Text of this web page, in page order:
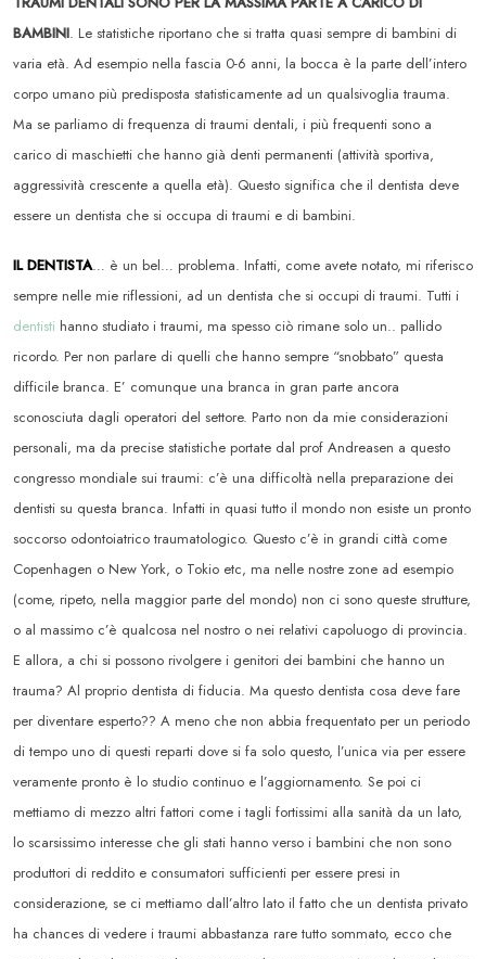
BAMBINI. Le statistiche riportano che si tratta quasi sempre di bambini di
varia età. Ad esempio nella fascia 0-6 anni, la bocca è la parte dell’intero
corpo umano più predisposta statisticamente ad un qualsivoglia trauma.
Ma se parliamo di frequenza di traumi dentali, i più frequenti sono a
carico di maschietti che hanno già denti permanenti (attività sportiva,
aggressività crescente a quella età). Questo significa che il dentista deve
essere un dentista che si occupa di traumi e di bambini.
IL DENTISTA… è un bel… problema. Infatti, come avete notato, mi riferisco
sempre nelle mie riflessioni, ad un dentista che si occupi di traumi. Tutti i
dentisti hanno studiato i traumi, ma spesso ciò rimane solo un.. pallido
ricordo. Per non parlare di quelli che hanno sempre “snobbato” questa
difficile branca. E’ comunque una branca in gran parte ancora
sconosciuta dagli operatori del settore. Parto non da mie considerazioni
personali, ma da precise statistiche portate dal prof Andreasen a questo
congresso mondiale sui traumi: c’è una difficoltà nella preparazione dei
dentisti su questa branca. Infatti in quasi tutto il mondo non esiste un pronto
soccorso odontoiatrico traumatologico. Questo c’è in grandi città come
Copenhagen o New York, o Tokio etc, ma nelle nostre zone ad esempio
(come, ripeto, nella maggior parte del mondo) non ci sono queste strutture,
o al massimo c’è qualcosa nel nostro o nei relativi capoluogo di provincia.
E allora, a chi si possono rivolgere i genitori dei bambini che hanno un
trauma? Al proprio dentista di fiducia. Ma questo dentista cosa deve fare
per diventare esperto?? A meno che non abbia frequentato per un periodo
di tempo uno di questi reparti dove si fa solo questo, l’unica via per essere
veramente pronto è lo studio continuo e l’aggiornamento. Se poi ci
mettiamo di mezzo altri fattori come i tagli fortissimi alla sanità da un lato,
lo scarsissimo interesse che gli stati hanno verso i bambini che non sono
produttori di reddito e consumatori sufficienti per essere presi in
considerazione, se ci mettiamo dall’altro lato il fatto che un dentista privato
ha chances di vedere i traumi abbastanza rare tutto sommato, ecco che